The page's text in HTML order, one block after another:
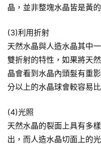
晶，並非整塊水晶皆是黃的
(3)利用折射
天然水晶與人造水晶其中
雙折射的特性，如果將天
晶會看到水晶內頭髮有重
分以上的水晶球會較容易比
(4)光照
天然水晶的裂面上具有多
出，而人造水晶切面上的